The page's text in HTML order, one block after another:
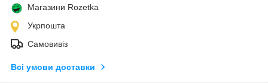
Магазини Rozetka
Укрпошта
Самовивіз
Всі умови доставки